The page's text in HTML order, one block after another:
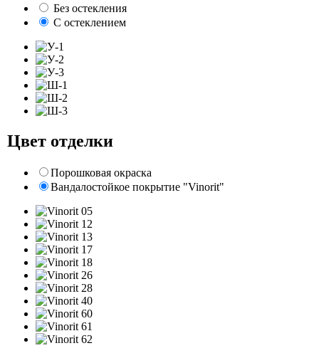
Без остекления
С остеклением
Цвет отделки
Порошковая окраска
Вандалостойкое покрытие "Vinorit"